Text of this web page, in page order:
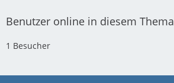
Benutzer online in diesem Thema
1 Besucher